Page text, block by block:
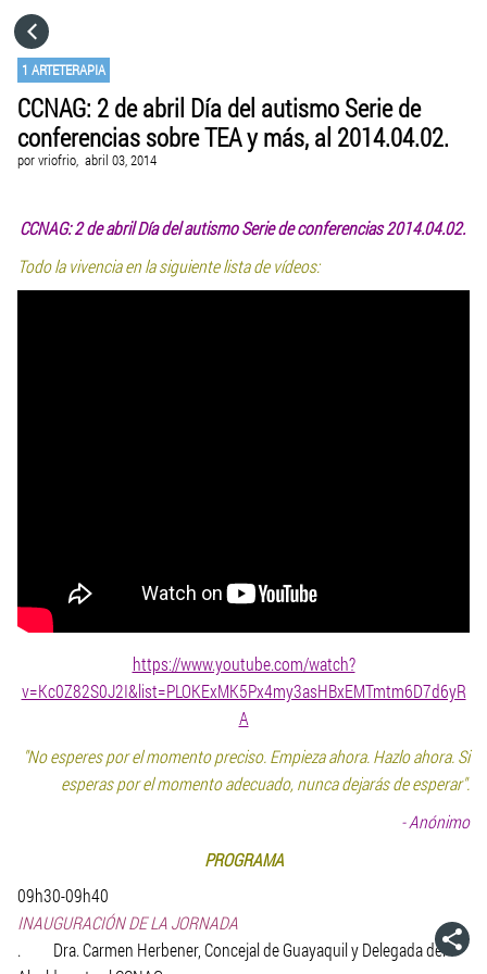
1 ARTETERAPIA
CCNAG: 2 de abril Día del autismo Serie de
conferencias sobre TEA y más, al 2014.04.02.
porvriofrio, abril 03, 2014
CCNAG: 2 de abril Día del autismo Serie de conferencias 2014.04.02.
Todo la vivencia en la siguiente lista de vídeos:
https://www.youtube.com/watch?
v=Kc0Z82S0J2I&list=PLOKExMK5Px4my3asHBxEMTmtm6D7d6yR
A
"No esperes por el momento preciso. Empieza ahora. Hazlo ahora. Si
esperas por el momento adecuado, nunca dejarás de esperar".
- Anónimo
PROGRAMA
09h30-09h40
INAUGURACIÓN DE LA JORNADA
. Dra. Carmen Herbener, Concejal de Guayaquil y Delegada del
CATEGORÍAS
VISITA EL SITIO WEB